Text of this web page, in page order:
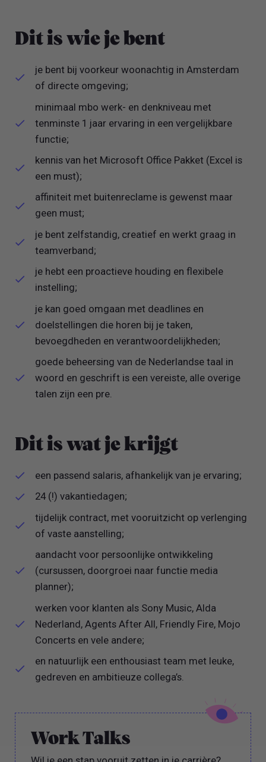
Dit is wie je bent
je bent bij voorkeur woonachtig in Amsterdam
of directe omgeving;
minimaal mbo werk- en denkniveau met
tenminste 1 jaar ervaring in een vergelijkbare
functie;
kennis van het Microsoft Office Pakket (Excel is
een must);
affiniteit met buitenreclame is gewenst maar
geen must;
je bent zelfstandig, creatief en werkt graag in
teamverband;
je hebt een proactieve houding en flexibele
instelling;
je kan goed omgaan met deadlines en
doelstellingen die horen bij je taken,
bevoegdheden en verantwoordelijkheden;
goede beheersing van de Nederlandse taal in
woord en geschrift is een vereiste, alle overige
talen zijn een pre.
Dit is wat je krijgt
een passend salaris, afhankelijk van je ervaring;
24 (!) vakantiedagen;
tijdelijk contract, met vooruitzicht op verlenging
of vaste aanstelling;
aandacht voor persoonlijke ontwikkeling
(cursussen, doorgroei naar functie media
planner);
werken voor klanten als Sony Music, Alda
Nederland, Agents After All, Friendly Fire, Mojo
Concerts en vele andere;
en natuurlijk een enthousiast team met leuke,
gedreven en ambitieuze collega’s.
Work Talks